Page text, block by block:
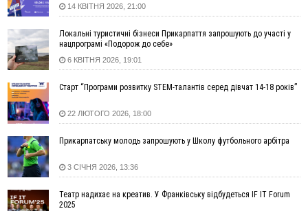
командир з Надвірної на псевдо «Француз»
18:45
Є висока потреба у кількох групах крові: прикарпатців
просять у серпні ставати донорами
18:07
У Франківську звільнили водія маршрутки, який зневажив і
образив матір загиблого воїна
17:40
У горах на Прикарпатті з водоспаду впала жінка і загинула
17:04
Пільгова іпотека без обмежень: blago розширює участь ЖК
SKYGARDEN у програмі «єОселя»
16:24
Калуський проєкт «КО-ХАТИ. Море питань» представить
Україну на архітектурній виставці у Венеції
осіннього врожаю
14 КВІТНЯ 2026, 21:00
Локальні туристичні бізнеси Прикарпаття запрошують до участі у
нацпрограмі «Подорож до себе»
6 КВІТНЯ 2026, 19:01
Старт “Програми розвитку STEM-талантів серед дівчат 14-18 років”
22 ЛЮТОГО 2026, 18:00
Прикарпатську молодь запрошують у Школу футбольного арбітра
3 СІЧНЯ 2026, 13:36
Театр надихає на креатив. У Франківську відбудеться IF IT Forum
2025